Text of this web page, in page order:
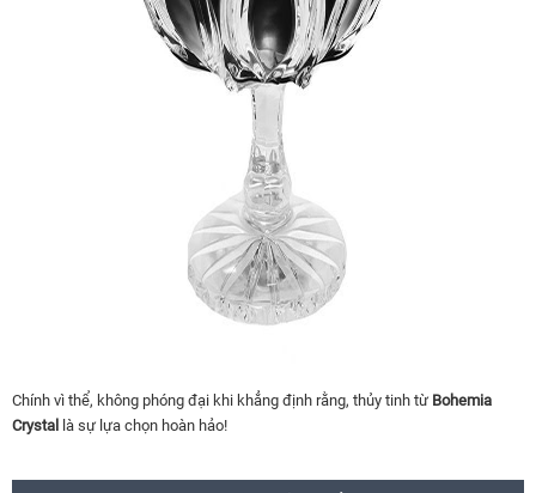
Chính vì thể, không phóng đại khi khẳng định rằng, thủy tinh từ Bohemia
Crystal là sự lựa chọn hoàn hảo!